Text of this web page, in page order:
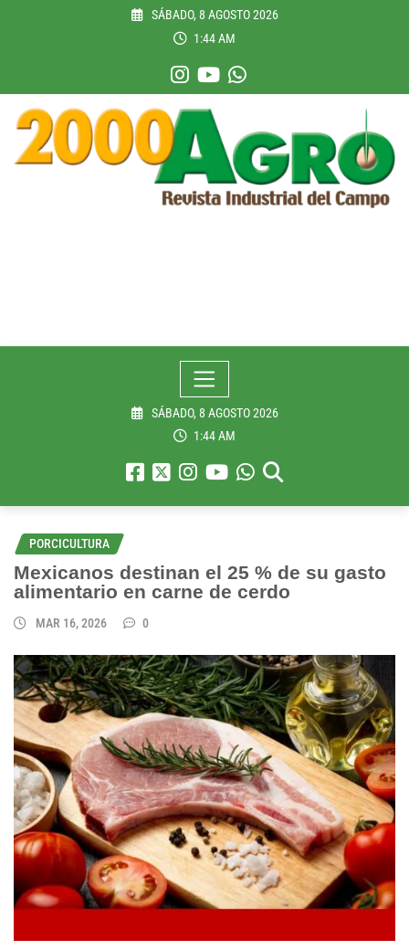
SÁBADO, 8 AGOSTO 2026
1:44 AM
SÁBADO, 8 AGOSTO 2026
1:44 AM
PORCICULTURA
Mexicanos destinan el 25 % de su gasto
alimentario en carne de cerdo
MAR 16, 2026 0